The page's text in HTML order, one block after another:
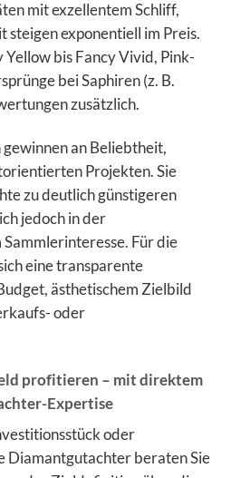
mit exzellentem Schliff,
steigen exponentiell im Preis.
bis Fancy Vivid, Pink-
bei Saphiren (z. B.
zusätzlich.
an Beliebtheit,
Projekten. Sie
zu deutlich günstigeren
jedoch in der
Für die
eine transparente
ästhetischem Zielbild
oder
profitieren – mit direktem
Expertise
oder
Diamantgutachter beraten Sie